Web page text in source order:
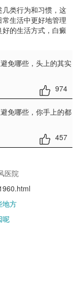
类行为和习惯，这
生活中更好地管理
的生活方式，白癜
免哪些，头上的其实
974
免哪些，你手上的都
457
医院
地方
呢